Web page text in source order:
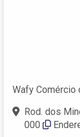
Wafy Comércio
Rod. dos
000